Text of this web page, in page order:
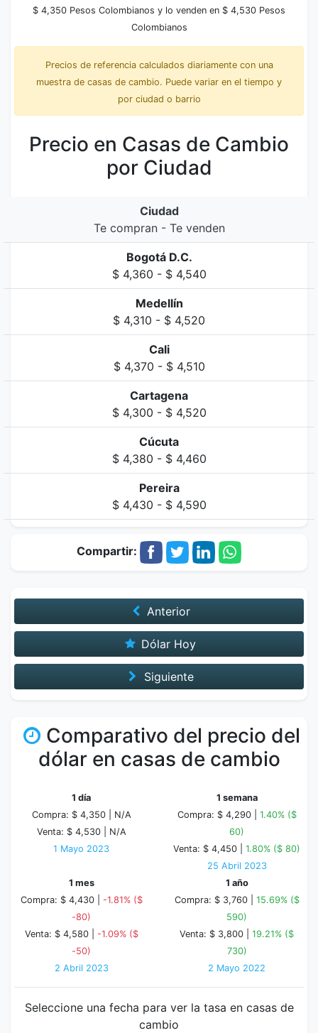
$ 4,350 Pesos Colombianos y lo venden en $ 4,530 Pesos
Colombianos
Precios de referencia calculados diariamente con una
muestra de casas de cambio. Puede variar en el tiempo y
por ciudad o barrio
Precio en Casas de Cambio
por Ciudad
Ciudad
Te compran - Te venden
Bogotá D.C.
$ 4,360 - $ 4,540
Medellín
$ 4,310 - $ 4,520
Cali
$ 4,370 - $ 4,510
Cartagena
$ 4,300 - $ 4,520
Cúcuta
$ 4,380 - $ 4,460
Pereira
$ 4,430 - $ 4,590
Compartir:
Anterior
Dólar Hoy
Siguiente
Comparativo del precio del
dólar en casas de cambio
1 día
Compra: $ 4,350 | N/A
Venta: $ 4,530 | N/A
1 Mayo 2023
1 semana
Compra: $ 4,290 | 1.40% ($
60)
Venta: $ 4,450 | 1.80% ($ 80)
25 Abril 2023
1 mes
Compra: $ 4,430 | -1.81% ($
-80)
Venta: $ 4,580 | -1.09% ($
-50)
2 Abril 2023
1 año
Compra: $ 3,760 | 15.69% ($
590)
Venta: $ 3,800 | 19.21% ($
730)
2 Mayo 2022
Seleccione una fecha para ver la tasa en casas de
cambio